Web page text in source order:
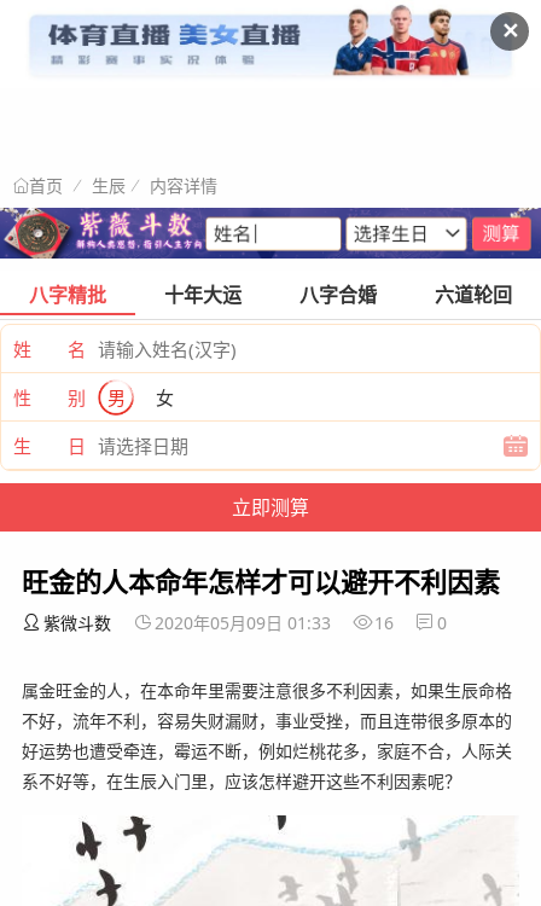
✕
首页 生辰 内容详情
八字精批 十年大运 八字合婚 六道轮回
姓 名
性 别
男
女
生 日
旺金的人本命年怎样才可以避开不利因素
紫微斗数 2020年05月09日 01:33 16 0
属金旺金的人，在本命年里需要注意很多不利因素，如果生辰命格
不好，流年不利，容易失财漏财，事业受挫，而且连带很多原本的
好运势也遭受牵连，霉运不断，例如烂桃花多，家庭不合，人际关
系不好等，在生辰入门里，应该怎样避开这些不利因素呢？